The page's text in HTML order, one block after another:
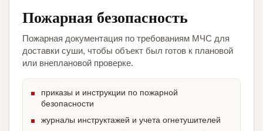
Пожарная безопасность
Пожарная документация по требованиям МЧС для
доставки суши, чтобы объект был готов к плановой
или внеплановой проверке.
приказы и инструкции по пожарной
безопасности
журналы инструктажей и учета огнетушителей